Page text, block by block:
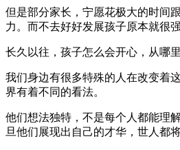
但是部分家长，宁愿花极大的时间
力。而不去好好发展孩子原本就很
长久以往，孩子怎么会开心，从哪
我们身边有很多特殊的人在改变着
界有着不同的看法。
他们想法独特，不是每个人都能理
旦他们展现出自己的才华，世人都